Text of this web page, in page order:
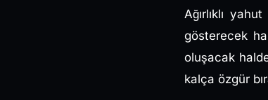
Ağırlıklı
gösterecek
oluşacak
kalça özgür